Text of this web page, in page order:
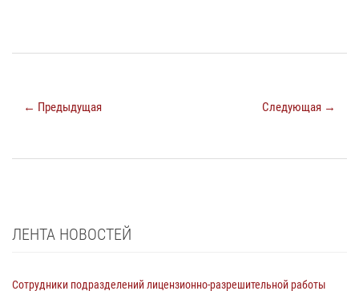
← Предыдущая Следующая →
ЛЕНТА НОВОСТЕЙ
Сотрудники подразделений лицензионно-разрешительной работы